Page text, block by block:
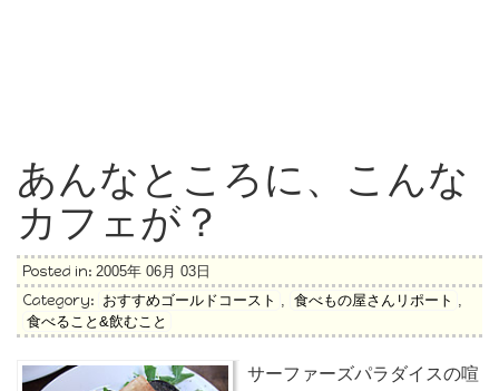
あんなところに、こんな
カフェが？
Posted in: 2005年 06月 03日
Category: おすすめゴールドコースト , 食べもの屋さんリポート ,
食べること&飲むこと
サーファーズパラダイスの喧